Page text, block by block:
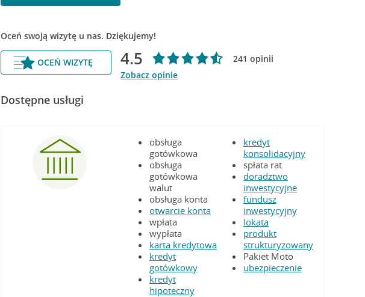
Oceń swoją wizytę u nas. Dziękujemy!
OCEŃ WIZYTĘ 4.5
241 opinii
Zobacz opinie
Dostępne usługi
obsługa
gotówkowa
obsługa
gotówkowa
walut
obsługa konta
otwarcie konta
wpłata
wypłata
karta kredytowa
kredyt
gotówkowy
kredyt
hipoteczny
kredyt
konsolidacyjny
spłata rat
doradztwo
inwestycyjne
fundusz
inwestycyjny
lokata
produkt
strukturyzowany
Pakiet Moto
ubezpieczenie